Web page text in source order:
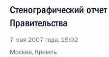
Стенографический
Правительства
7 мая 2007 года, 15:02
Москва, Кремль